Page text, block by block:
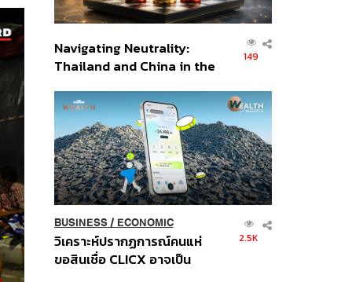
Navigating Neutrality:
Thailand and China in the
Order
149
BUSINESS/ ECONOMIC
วิเคราะห์ปรากฏการณ์คนแห่
ขอสินเชื่อ CLICX อาจเป็น
2.5K